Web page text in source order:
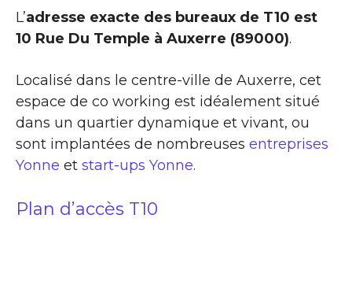
L’adresse exacte des bureaux de T10 est
10 Rue Du Temple à Auxerre (89000).
Localisé dans le centre-ville de Auxerre, cet
espace de co working est idéalement situé
dans un quartier dynamique et vivant, ou
sont implantées de nombreuses entreprises
Yonne et start-ups Yonne.
Plan d’accès T10